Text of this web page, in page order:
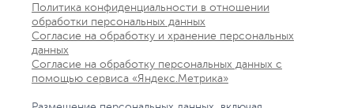
Политика конфиденциальности в отношении
обработки персональных данных
Согласие на обработку и хранение персональных
данных
Согласие на обработку персональных данных с
помощью сервиса «Яндекс.Метрика»